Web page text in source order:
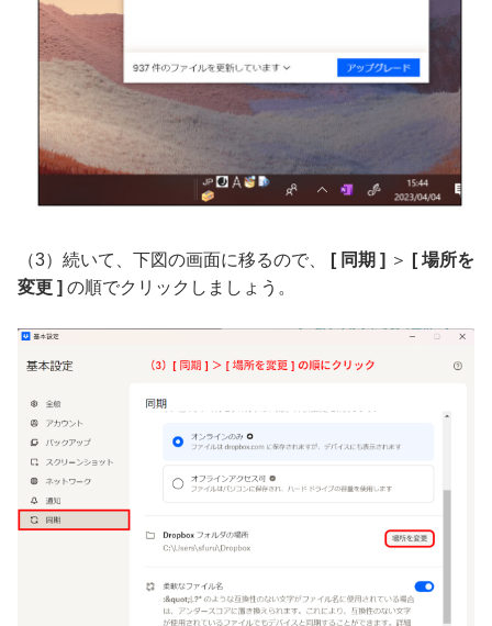
（3）続いて、下図の画面に移るので、 [ 同期 ] ＞
[ 場所を
変更 ] の順でクリックしましょう。